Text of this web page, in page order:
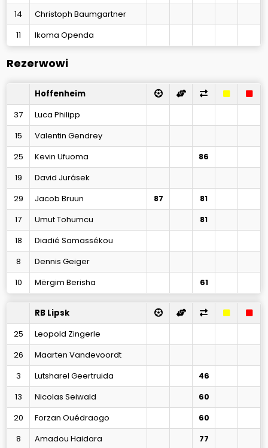
14
Christoph Baumgartner
11
Ikoma Openda
Rezerwowi
Hoffenheim
37
Luca Philipp
15
Valentin Gendrey
25
Kevin Ufuoma 86
19
David Jurásek
29
Jacob Bruun 87 81
17 Umut Tohumcu 81
18
Diadié Samassékou
8
Dennis Geiger
10
Mërgim Berisha 61
RB Lipsk
25
Leopold Zingerle
26
Maarten Vandevoordt
3
Lutsharel Geertruida 46
13 Nicolas Seiwald 60
20 Forzan Ouédraogo 60
8 Amadou Haidara 77